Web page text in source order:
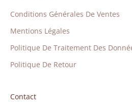
Conditions Générales De Ventes
Mentions Légales
Politique De Traitement Des
Politique De Retour
Contact